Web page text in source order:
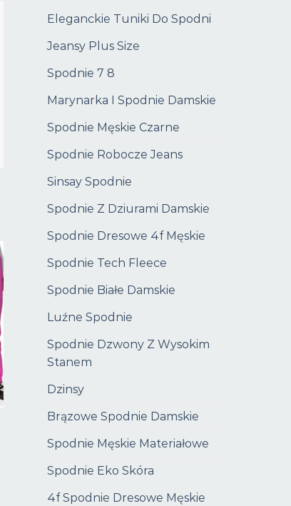
Eleganckie Tuniki Do Spodni
Jeansy Plus Size
Spodnie 7 8
Marynarka I Spodnie Damskie
Spodnie Męskie Czarne
Spodnie Robocze Jeans
Sinsay Spodnie
Spodnie Z Dziurami Damskie
Spodnie Dresowe 4f Męskie
Spodnie Tech Fleece
Spodnie Białe Damskie
Luźne Spodnie
Spodnie Dzwony Z Wysokim
Stanem
Dzinsy
Brązowe Spodnie Damskie
Spodnie Męskie Materiałowe
Spodnie Eko Skóra
4f Spodnie Dresowe Męskie